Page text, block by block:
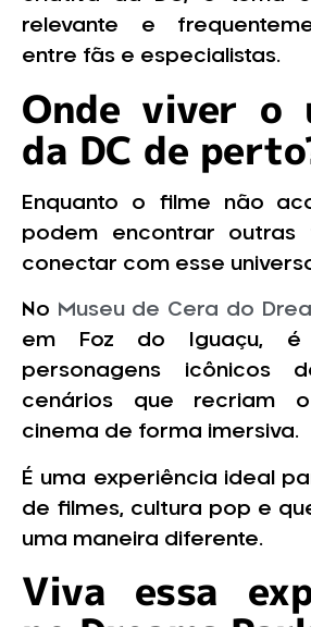
relevante e
entre fãs e especialistas.
Onde viver o
da DC de
Enquanto o filme não
podem encontrar outras
conectar com esse
No Museu de Cera do
em Foz do Iguaçu, é
personagens icônicos
cenários que recriam
cinema de forma imersiva.
É uma experiência ideal
de filmes, cultura pop e
uma maneira diferente.
Viva essa